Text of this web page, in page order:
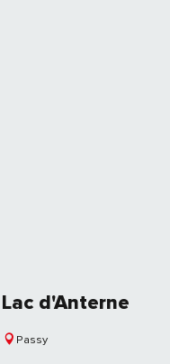
Lac d'Anterne
Passy